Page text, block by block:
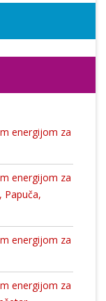
energijom za
energijom za
Papuča,
energijom za
energijom za